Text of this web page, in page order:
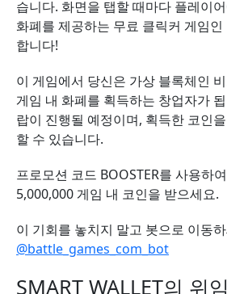
습니다. 화면을 탭할 때마다 플레이
화폐를 제공하는 무료 클릭커 게임
합니다!
이 게임에서 당신은 가상 블록체인
게임 내 화폐를 획득하는 창업자가
랍이 진행될 예정이며, 획득한 코인
할 수 있습니다.
프로모션 코드 BOOSTER를 사용하
5,000,000 게임 내 코인을 받으세요.
이 기회를 놓치지 말고 봇으로 이동
@battle_games_com_bot
SMART WALLET의 위